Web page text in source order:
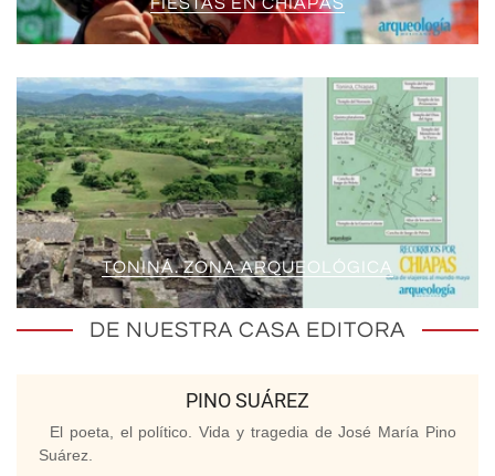
TONINÁ. ZONA ARQUEOLÓGICA
DE NUESTRA CASA EDITORA
PINO SUÁREZ
El poeta, el político. Vida y tragedia de José María Pino
Suárez.